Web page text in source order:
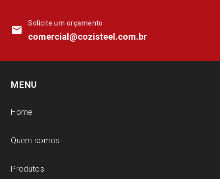
mail
Solicite um orçamento
comercial@cozisteel.com.br
MENU
Home
Quem somos
Produtos